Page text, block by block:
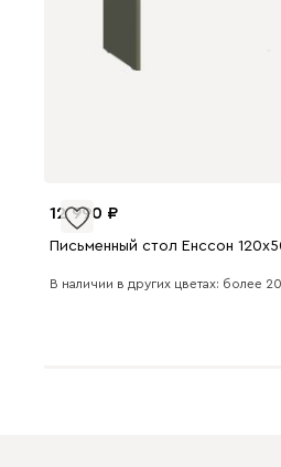
12 990
Письменный стол Енссон
В наличии в других цветах: более